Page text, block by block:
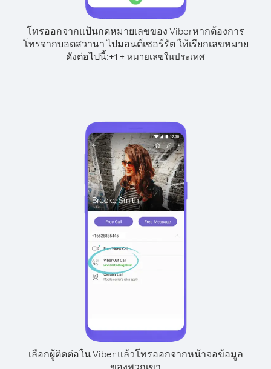
โทรออกจากแป้นกดหมายเลขของ Viberหากต้องการ
โทรจากบอตสวานา ไปมอนต์เซอร์รัต ให้เรียกเลขหมาย
ดังต่อไปนี้:+1 + หมายเลขในประเทศ
เลือกผู้ติดต่อใน Viber แล้วโทรออกจากหน้าจอข้อมูล
ของพวกเขา